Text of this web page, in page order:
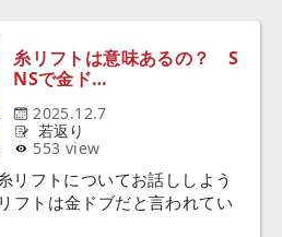
糸リフトは意味あるの？ S
NSで金ド…
2025.12.7
若返り
553 view
フトについてお話ししよう
フトは金ドブだと言われてい